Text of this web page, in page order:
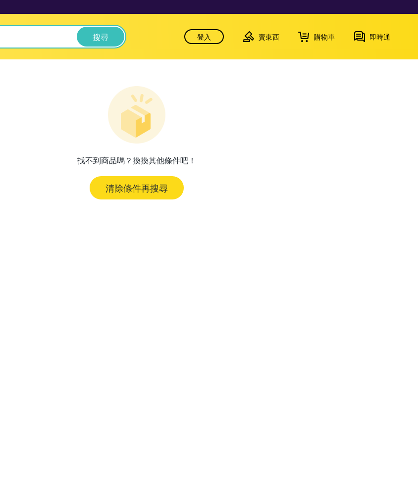
搜尋 登入 賣東西 購物車 即時通
找不到商品嗎？換換其他條件吧！
清除條件再搜尋